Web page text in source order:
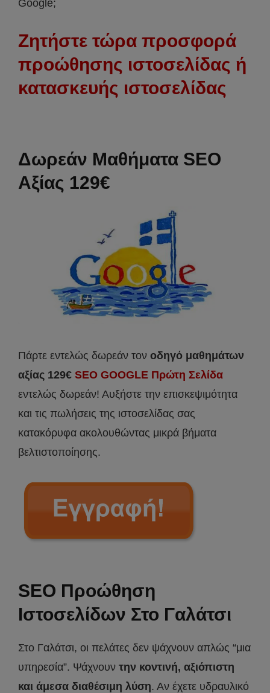
Google;
Ζητήστε τώρα προσφορά
προώθησης ιστοσελίδας ή
κατασκευής ιστοσελίδας
Δωρεάν Μαθήματα SEO
Αξίας 129€
Πάρτε εντελώς δωρεάν τον οδηγό μαθημάτων
αξίας 129€ SEO GOOGLE Πρώτη Σελίδα
εντελώς δωρεάν! Αυξήστε την επισκεψιμότητα
και τις πωλήσεις της ιστοσελίδας σας
κατακόρυφα ακολουθώντας μικρά βήματα
βελτιστοποίησης.
SEO Προώθηση
Ιστοσελίδων Στο Γαλάτσι
Στο Γαλάτσι, οι πελάτες δεν ψάχνουν απλώς “μια
υπηρεσία”. Ψάχνουν την κοντινή, αξιόπιστη
και άμεσα διαθέσιμη λύση. Αν έχετε υδραυλικό